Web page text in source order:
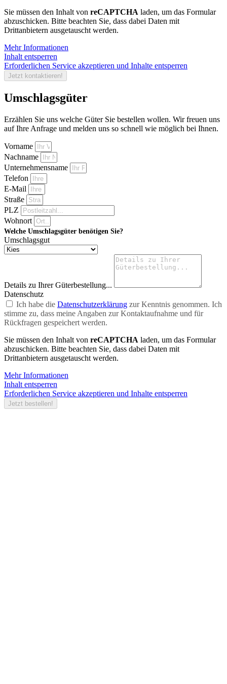
Sie müssen den Inhalt von reCAPTCHA laden, um das Formular
abzuschicken. Bitte beachten Sie, dass dabei Daten mit
Drittanbietern ausgetauscht werden.
Mehr Informationen
Inhalt entsperren
Erforderlichen Service akzeptieren und Inhalte entsperren
Jetzt kontaktieren!
Umschlagsgüter
Erzählen Sie uns welche Güter Sie bestellen wollen. Wir freuen uns
auf Ihre Anfrage und melden uns so schnell wie möglich bei Ihnen.
Vorname
Nachname
Unternehmensname
Telefon
E-Mail
Straße
PLZ
Wohnort
Welche Umschlagsgüter benötigen Sie?
Umschlagsgut
Details zu Ihrer Güterbestellung...
Datenschutz
Ich habe die Datenschutzerklärung zur Kenntnis genommen. Ich
stimme zu, dass meine Angaben zur Kontaktaufnahme und für
Rückfragen gespeichert werden.
Sie müssen den Inhalt von reCAPTCHA laden, um das Formular
abzuschicken. Bitte beachten Sie, dass dabei Daten mit
Drittanbietern ausgetauscht werden.
Mehr Informationen
Inhalt entsperren
Erforderlichen Service akzeptieren und Inhalte entsperren
Jetzt bestellen!